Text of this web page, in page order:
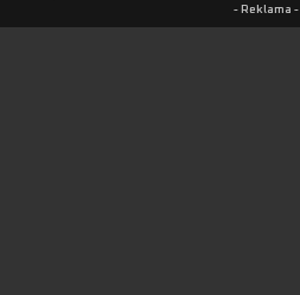
- Reklama -